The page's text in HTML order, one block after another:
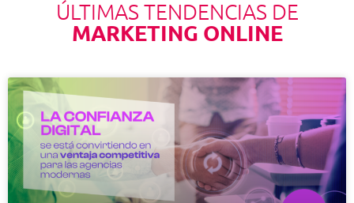
ÚLTIMAS TENDENCIAS DE
MARKETING ONLINE